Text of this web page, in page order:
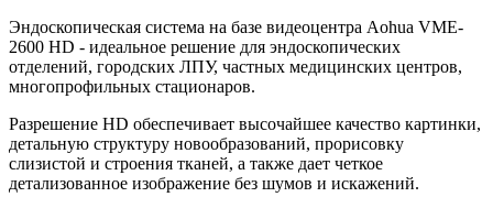
Эндоскопическая система на базе видеоцентра Aohua VME-
2600 HD - идеальное решение для эндоскопических
отделений, городских ЛПУ, частных медицинских центров,
многопрофильных стационаров.
Разрешение HD обеспечивает высочайшее качество картинки,
детальную структуру новообразований, прорисовку
слизистой и строения тканей, а также дает четкое
детализованное изображение без шумов и искажений.